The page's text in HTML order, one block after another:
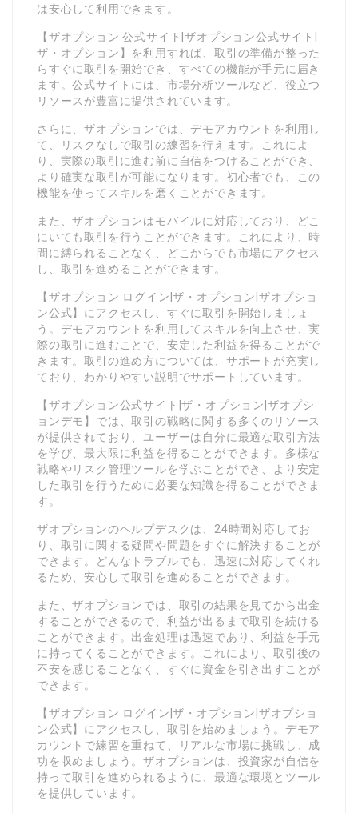
は安心して利用できます。
【ザオプション 公式サイト|ザオプション公式サイト|
ザ・オプション】を利用すれば、取引の準備が整った
らすぐに取引を開始でき、すべての機能が手元に届き
ます。公式サイトには、市場分析ツールなど、役立つ
リソースが豊富に提供されています。
さらに、ザオプションでは、デモアカウントを利用し
て、リスクなしで取引の練習を行えます。これによ
り、実際の取引に進む前に自信をつけることができ、
より確実な取引が可能になります。初心者でも、この
機能を使ってスキルを磨くことができます。
また、ザオプションはモバイルに対応しており、どこ
にいても取引を行うことができます。これにより、時
間に縛られることなく、どこからでも市場にアクセス
し、取引を進めることができます。
【ザオプション ログイン|ザ・オプション|ザオプショ
ン公式】にアクセスし、すぐに取引を開始しましょ
う。デモアカウントを利用してスキルを向上させ、実
際の取引に進むことで、安定した利益を得ることがで
きます。取引の進め方については、サポートが充実し
ており、わかりやすい説明でサポートしています。
【ザオプション公式サイト|ザ・オプション|ザオプシ
ョンデモ】では、取引の戦略に関する多くのリソース
が提供されており、ユーザーは自分に最適な取引方法
を学び、最大限に利益を得ることができます。多様な
戦略やリスク管理ツールを学ぶことができ、より安定
した取引を行うために必要な知識を得ることができま
す。
ザオプションのヘルプデスクは、24時間対応してお
り、取引に関する疑問や問題をすぐに解決することが
できます。どんなトラブルでも、迅速に対応してくれ
るため、安心して取引を進めることができます。
また、ザオプションでは、取引の結果を見てから出金
することができるので、利益が出るまで取引を続ける
ことができます。出金処理は迅速であり、利益を手元
に持ってくることができます。これにより、取引後の
不安を感じることなく、すぐに資金を引き出すことが
できます。
【ザオプション ログイン|ザ・オプション|ザオプショ
ン公式】にアクセスし、取引を始めましょう。デモア
カウントで練習を重ねて、リアルな市場に挑戦し、成
功を収めましょう。ザオプションは、投資家が自信を
持って取引を進められるように、最適な環境とツール
を提供しています。